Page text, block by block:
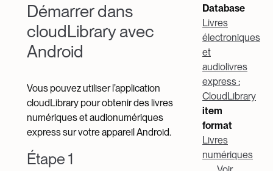
Démarrer dans
cloudLibrary avec
Android
Vous pouvez utiliser l’application
cloudLibrary pour obtenir des livres
numériques et audionumériques
express sur votre appareil Android.
Étape 1
Database
Livres
électroniques
et
audiolivres
express :
CloudLibrary
item
format
Livres
numériques